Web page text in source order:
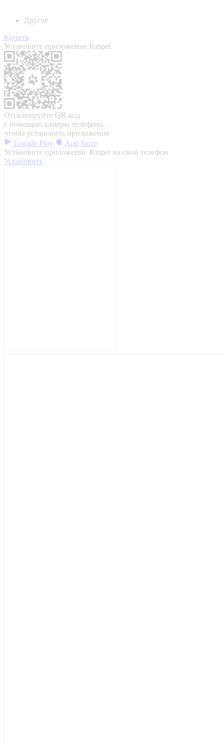
Другое
Купить
Установите приложение Kinpet
Отсканируйте QR-код
с помощью камеры телефона,
чтобы установить приложение
Google Play
App Store
Установите приложение Kinpet на свой телефон
Установить